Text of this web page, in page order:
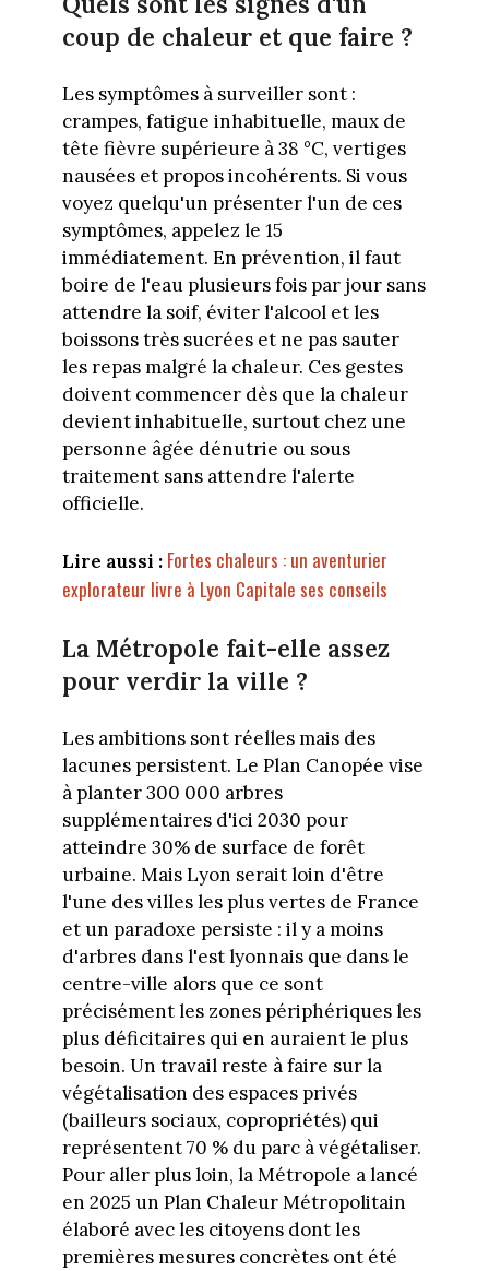
coup de chaleur et que faire ?
Les symptômes à surveiller sont :
crampes, fatigue inhabituelle, maux de
tête fièvre supérieure à 38 °C, vertiges
nausées et propos incohérents. Si vous
voyez quelqu'un présenter l'un de ces
symptômes, appelez le 15
immédiatement. En prévention, il faut
boire de l'eau plusieurs fois par jour sans
attendre la soif, éviter l'alcool et les
boissons très sucrées et ne pas sauter
les repas malgré la chaleur. Ces gestes
doivent commencer dès que la chaleur
devient inhabituelle, surtout chez une
personne âgée dénutrie ou sous
traitement sans attendre l'alerte
officielle.
Lire aussi : Fortes chaleurs : un aventurier
explorateur livre à Lyon Capitale ses conseils
La Métropole fait-elle assez
pour verdir la ville ?
Les ambitions sont réelles mais des
lacunes persistent. Le Plan Canopée vise
à planter 300 000 arbres
supplémentaires d'ici 2030 pour
atteindre 30% de surface de forêt
urbaine. Mais Lyon serait loin d'être
l'une des villes les plus vertes de France
et un paradoxe persiste : il y a moins
d'arbres dans l'est lyonnais que dans le
centre-ville alors que ce sont
précisément les zones périphériques les
plus déficitaires qui en auraient le plus
besoin. Un travail reste à faire sur la
végétalisation des espaces privés
(bailleurs sociaux, copropriétés) qui
représentent 70 % du parc à végétaliser.
Pour aller plus loin, la Métropole a lancé
en 2025 un Plan Chaleur Métropolitain
élaboré avec les citoyens dont les
premières mesures concrètes ont été